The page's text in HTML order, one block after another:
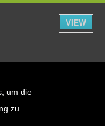
VIEW
um die
zu